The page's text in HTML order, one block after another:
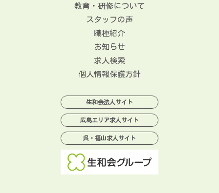
教育・研修について
スタッフの声
職種紹介
お知らせ
求人検索
個人情報保護方針
生和会法人サイト
広島エリア求人サイト
呉・福山求人サイト